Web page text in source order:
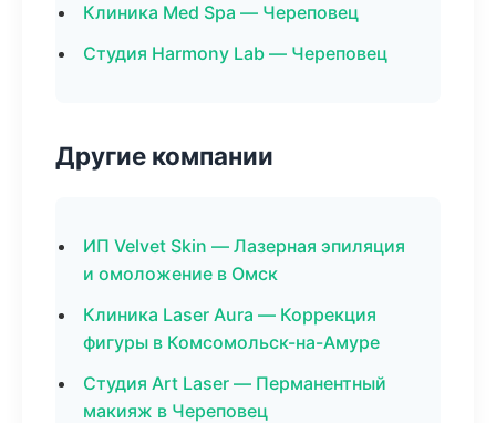
Клиника Med Spa — Череповец
Студия Harmony Lab — Череповец
Другие компании
ИП Velvet Skin — Лазерная эпиляция
и омоложение в Омск
Клиника Laser Aura — Коррекция
фигуры в Комсомольск-на-Амуре
Студия Art Laser — Перманентный
макияж в Череповец